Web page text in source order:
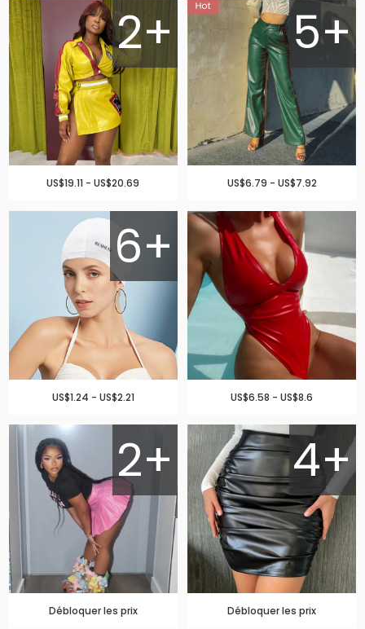
2+
US$19.11 - US$20.69
5+
US$6.79 - US$7.92
6+
US$1.24 - US$2.21 US$6.58 - US$8.6
2+
Débloquer les prix
4+
Débloquer les prix